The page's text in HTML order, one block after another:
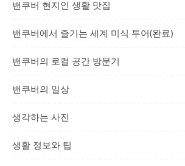
밴쿠버 현지인 생활 맛집
밴쿠버에서 즐기는 세계 미식 투어(완료)
밴쿠버의 로컬 공간 방문기
밴쿠버의 일상
생각하는 사진
생활 정보와 팁